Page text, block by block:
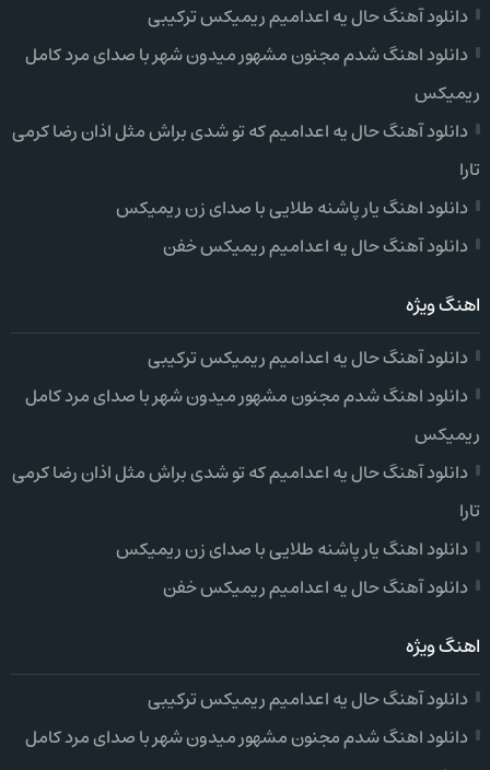
دانلود آهنگ حال یه اعدامیم ریمیکس ترکیبی
دانلود اهنگ شدم مجنون مشهور میدون شهر با صدای مرد کامل
ریمیکس
دانلود آهنگ حال یه اعدامیم که تو شدی براش مثل اذان رضا کرمی
تارا
دانلود اهنگ یار پاشنه طلایی با صدای زن ریمیکس
دانلود آهنگ حال یه اعدامیم ریمیکس خفن
اهنگ ویژه
دانلود آهنگ حال یه اعدامیم ریمیکس ترکیبی
دانلود اهنگ شدم مجنون مشهور میدون شهر با صدای مرد کامل
ریمیکس
دانلود آهنگ حال یه اعدامیم که تو شدی براش مثل اذان رضا کرمی
تارا
دانلود اهنگ یار پاشنه طلایی با صدای زن ریمیکس
دانلود آهنگ حال یه اعدامیم ریمیکس خفن
اهنگ ویژه
دانلود آهنگ حال یه اعدامیم ریمیکس ترکیبی
دانلود اهنگ شدم مجنون مشهور میدون شهر با صدای مرد کامل